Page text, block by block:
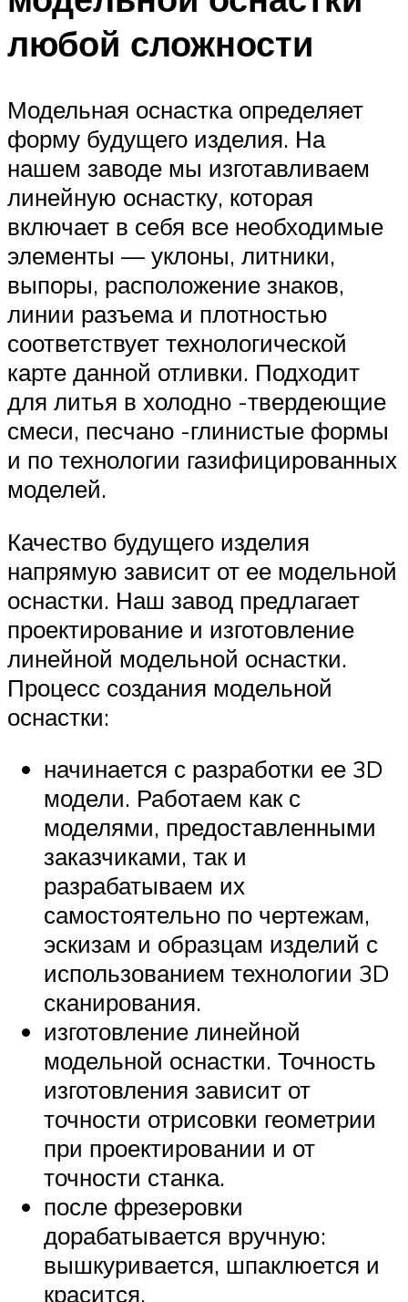
любой сложности
Модельная оснастка определяет
форму будущего изделия. На
нашем заводе мы изготавливаем
линейную оснастку, которая
включает в себя все необходимые
элементы — уклоны, литники,
выпоры, расположение знаков,
линии разъема и плотностью
соответствует технологической
карте данной отливки. Подходит
для литья в холодно -твердеющие
смеси, песчано -глинистые формы
и по технологии газифицированных
моделей.
Качество будущего изделия
напрямую зависит от ее модельной
оснастки. Наш завод предлагает
проектирование и изготовление
линейной модельной оснастки.
Процесс создания модельной
оснастки:
начинается с разработки ее 3D
модели. Работаем как с
моделями, предоставленными
заказчиками, так и
разрабатываем их
самостоятельно по чертежам,
эскизам и образцам изделий с
использованием технологии 3D
сканирования.
изготовление линейной
модельной оснастки. Точность
изготовления зависит от
точности отрисовки геометрии
при проектировании и от
точности станка.
после фрезеровки
дорабатывается вручную:
вышкуривается, шпаклюется и
красится.